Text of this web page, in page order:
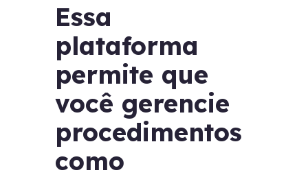
Essa
plataforma
permite que
você gerencie
procedimentos
como